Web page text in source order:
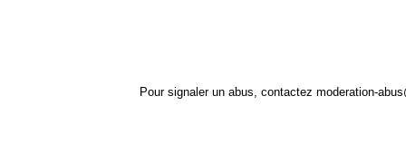
Pour signaler un abus, contactez moderation-